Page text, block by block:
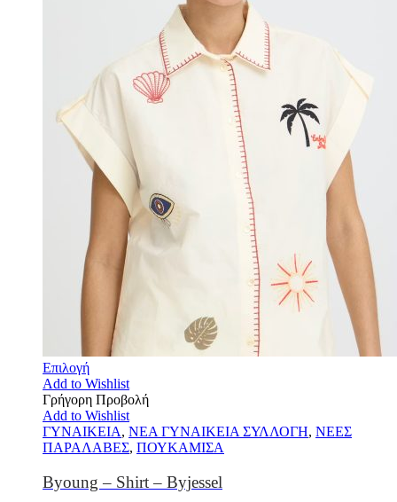
Επιλογή
Add to Wishlist
Γρήγορη Προβολή
Add to Wishlist
ΓΥΝΑΙΚΕΙΑ, ΝΕΑ ΓΥΝΑΙΚΕΙΑ ΣΥΛΛΟΓΗ, ΝΕΕΣ
ΠΑΡΑΛΑΒΕΣ, ΠΟΥΚΑΜΙΣΑ
Byoung – Shirt – Byjessel